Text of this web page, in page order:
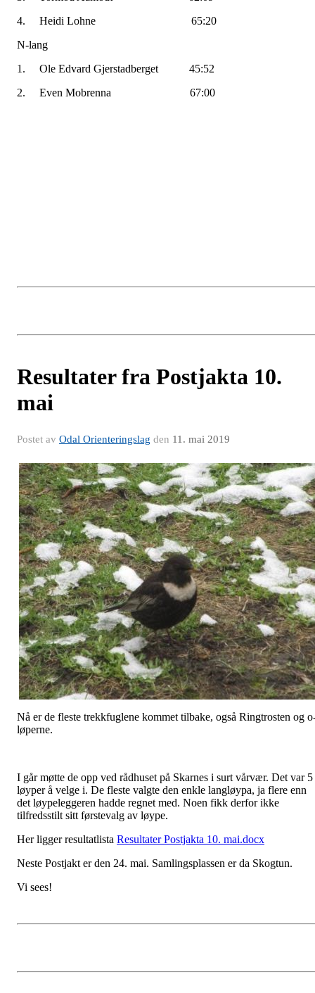
4. Heidi Lohne 65:20
N-lang
1. Ole Edvard Gjerstadberget 45:52
2. Even Mobrenna 67:00
Resultater fra Postjakta 10.
mai
Postet av Odal Orienteringslag den 11. mai 2019
Nå er de fleste trekkfuglene kommet tilbake, også Ringtrosten og
løperne.
I går møtte de opp ved rådhuset på Skarnes i surt vårvær. Det var 5
løyper å velge i. De fleste valgte den enkle langløypa, ja flere enn
det løypeleggeren hadde regnet med. Noen fikk derfor ikke
tilfredsstilt sitt førstevalg av løype.
Her ligger resultatlista Resultater Postjakta 10. mai.docx
Neste Postjakt er den 24. mai. Samlingsplassen er da Skogtun.
Vi sees!